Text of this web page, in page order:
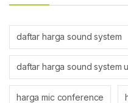
daftar harga sound system
daftar harga sound system
harga mic conference